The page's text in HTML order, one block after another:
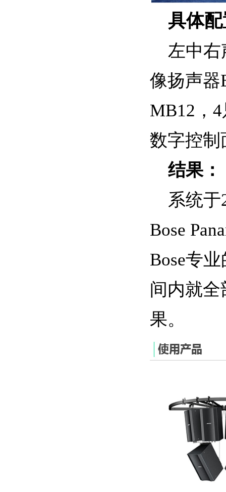
具体
左中右
像扬声器
MB12，
数字控制
结果：
系统
Bose
Bose专
间内就
果。